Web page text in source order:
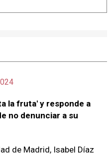
la fruta' y responde a
no denunciar a su
de Madrid, Isabel Díaz